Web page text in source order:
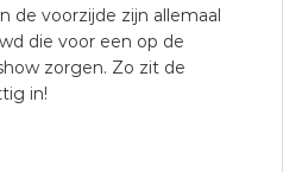
de voorzijde zijn allemaal
die voor een op de
zorgen. Zo zit de
in!